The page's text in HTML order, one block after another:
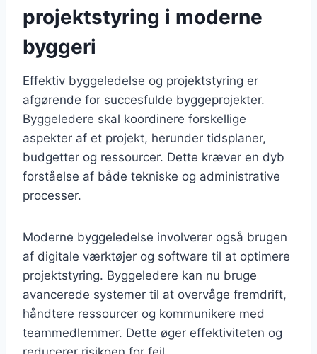
projektstyring i moderne
byggeri
Effektiv byggeledelse og projektstyring er
afgørende for succesfulde byggeprojekter.
Byggeledere skal koordinere forskellige
aspekter af et projekt, herunder tidsplaner,
budgetter og ressourcer. Dette kræver en dyb
forståelse af både tekniske og administrative
processer.
Moderne byggeledelse involverer også brugen
af digitale værktøjer og software til at optimere
projektstyring. Byggeledere kan nu bruge
avancerede systemer til at overvåge fremdrift,
håndtere ressourcer og kommunikere med
teammedlemmer. Dette øger effektiviteten og